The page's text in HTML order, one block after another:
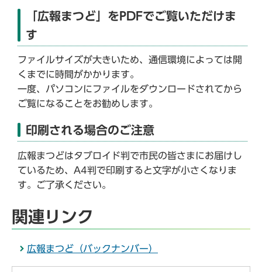
「広報まつど」をPDFでご覧いただけま
す
ファイルサイズが大きいため、通信環境によっては開
くまでに時間がかかります。
一度、パソコンにファイルをダウンロードされてから
ご覧になることをお勧めします。
印刷される場合のご注意
広報まつどはタブロイド判で市民の皆さまにお届けし
ているため、A4判で印刷すると文字が小さくなりま
す。ご了承ください。
関連リンク
広報まつど（バックナンバー）